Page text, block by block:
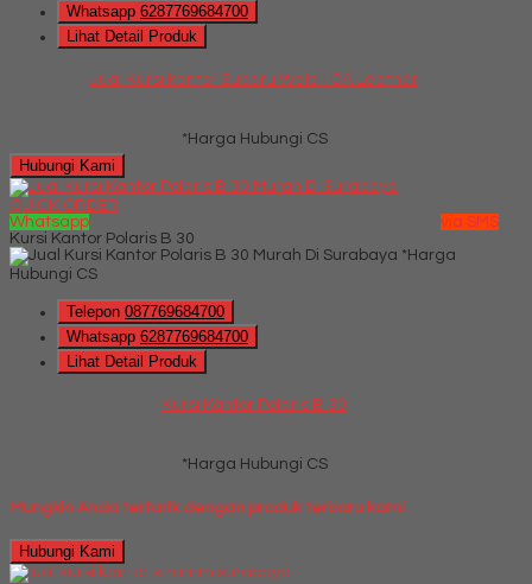
Whatsapp 6287769684700
Lihat Detail Produk
Jual Kursi kantor Subaru Wald I CA Leather
*Harga Hubungi CS
Hubungi Kami
QUICK ORDER
Whatsapp
via SMS
Kursi Kantor Polaris B 30
*Harga
Hubungi CS
Telepon 087769684700
Whatsapp 6287769684700
Lihat Detail Produk
Kursi Kantor Polaris B 30
*Harga Hubungi CS
Mungkin Anda tertarik dengan produk terbaru kami
Hubungi Kami